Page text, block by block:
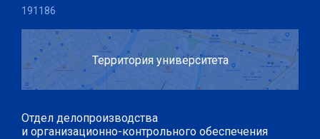
191186
Территория университета
Отдел делопроизводства
и организационно-контрольного обеспечения